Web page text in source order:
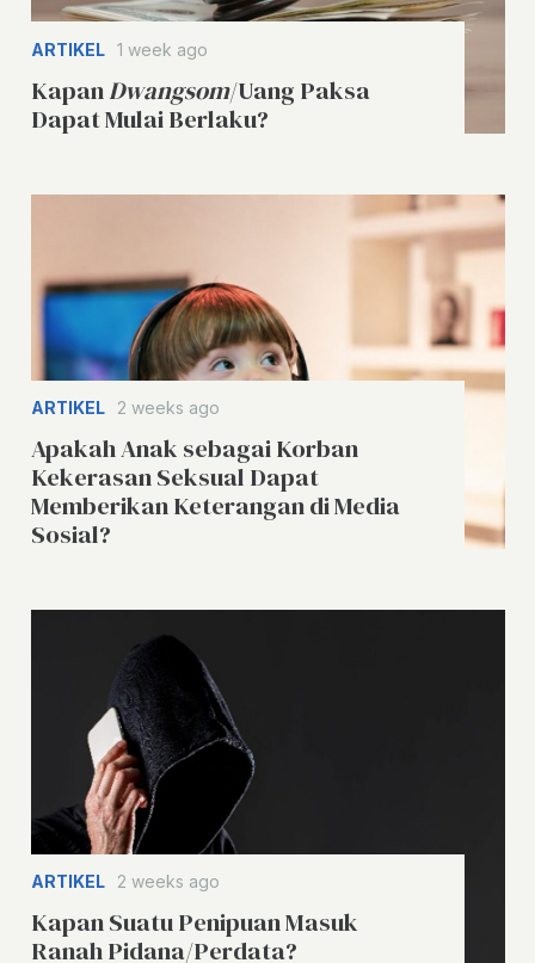
ARTIKEL 1 week ago
KapanDwangsom/Uang Paksa
Dapat Mulai Berlaku?
ARTIKEL 2 weeks ago
Apakah Anak sebagai Korban
Kekerasan Seksual Dapat
Memberikan Keterangan di Media
Sosial?
ARTIKEL 2 weeks ago
Kapan Suatu Penipuan Masuk
Ranah Pidana/Perdata?